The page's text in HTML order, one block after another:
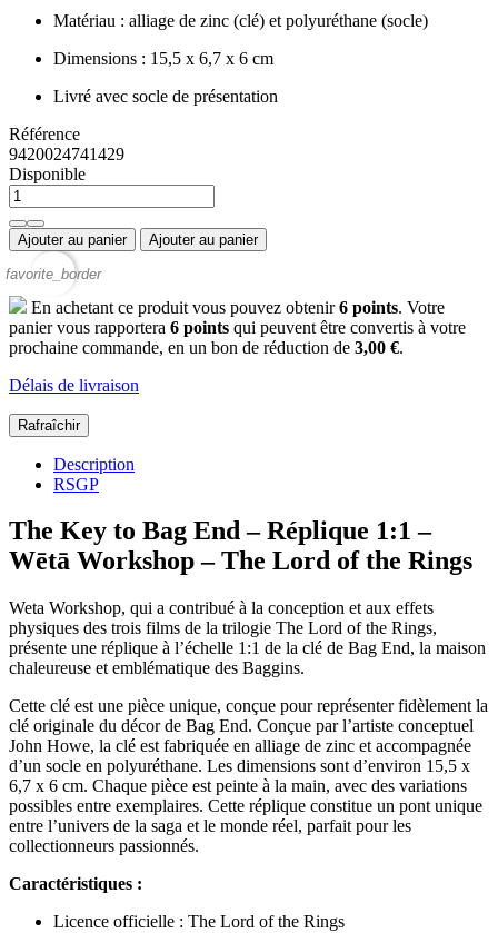
Matériau : alliage de zinc (clé) et polyuréthane (socle)
Dimensions : 15,5 x 6,7 x 6 cm
Livré avec socle de présentation
Référence
9420024741429
Disponible
Ajouter au panier Ajouter au panier
favorite_border
En achetant ce produit vous pouvez obtenir6 points. Votre
panier vous rapportera 6 points qui peuvent être convertis à votre
prochaine commande, en un bon de réduction de 3,00 €.
Délais de livraison
Description
RSGP
The Key to Bag End – Réplique 1:1 –
Wētā Workshop – The Lord of the Rings
Weta Workshop, qui a contribué à la conception et aux effets
physiques des trois films de la trilogie The Lord of the Rings,
présente une réplique à l’échelle 1:1 de la clé de Bag End, la maison
chaleureuse et emblématique des Baggins.
Cette clé est une pièce unique, conçue pour représenter fidèlement la
clé originale du décor de Bag End. Conçue par l’artiste conceptuel
John Howe, la clé est fabriquée en alliage de zinc et accompagnée
d’un socle en polyuréthane. Les dimensions sont d’environ 15,5 x
6,7 x 6 cm. Chaque pièce est peinte à la main, avec des variations
possibles entre exemplaires. Cette réplique constitue un pont unique
entre l’univers de la saga et le monde réel, parfait pour les
collectionneurs passionnés.
Caractéristiques :
Licence officielle : The Lord of the Rings